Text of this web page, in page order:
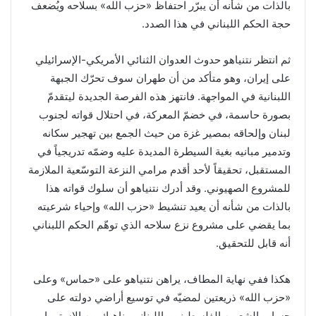
بالذات من شأنه أن يبرّر احتفاظ «حزب الله» بسلاحه ويُضعف
حجة الحكم اللبناني في هذا الصدد.
ثم انتظر نتنياهو حدوث العدوان الثنائي الأمريكي-الإسرائيلي
على إيران، وهو متأكد من أن طهران سوف تحرّك الجبهة
اللبنانية في المواجهة. فانتهز هذه الفرصة الجديدة ليتقدمّ
بصورة حاسمة، في خضمّ المعركة، في احتلال قواته لجنوب
لبنان وإلحاقه بمصير غزة من حيث الجمع بين تهجير سكانه
وتدمير مبانيه بغية السيطرة المديدة عليه وضمّه تدريجياً في
المستقبل، تحقيقاً لأحد أقدم مرامي النزعة التوسّعية الملازمة
للمشروع الصهيوني. وقد أدرك نتنياهو أن سلوك قواته هذا
بالذات من شأنه أن يعيد تنشيط «حزب الله» وإحياء شرعيته
بما يقضي على مشروع نزع سلاحه الذي توهّم الحكم اللبناني
أنه قابل للتحقيق.
هكذا ففي نهاية المطاف، يراهن نتنياهو على «حماس» وعلى
«حزب الله» ذريعتين لمضيّه في توسيع أراضي دولته على